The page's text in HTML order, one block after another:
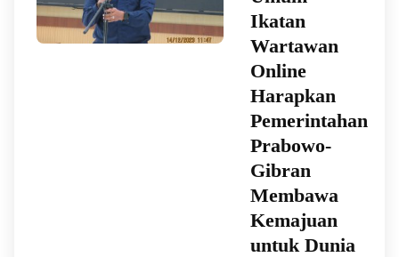
Ikatan
Wartawan
Online
Harapkan
Pemerintahan
Prabowo-
Gibran
Membawa
Kemajuan
untuk Dunia